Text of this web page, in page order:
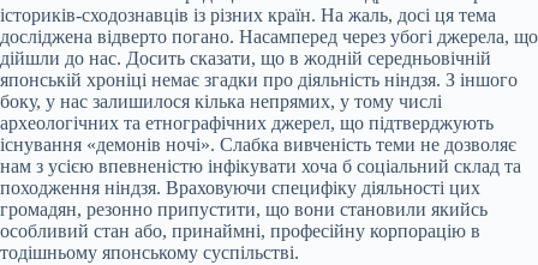
істориків-сходознавців із різних країн. На жаль, досі ця тема
досліджена відверто погано. Насамперед через убогі джерела, що
дійшли до нас. Досить сказати, що в жодній середньовічній
японській хроніці немає згадки про діяльність ніндзя. З іншого
боку, у нас залишилося кілька непрямих, у тому числі
археологічних та етнографічних джерел, що підтверджують
існування «демонів ночі». Слабка вивченість теми не дозволяє
нам з усією впевненістю інфікувати хоча б соціальний склад та
походження ніндзя. Враховуючи специфіку діяльності цих
громадян, резонно припустити, що вони становили якийсь
особливий стан або, принаймні, професійну корпорацію в
тодішньому японському суспільстві.